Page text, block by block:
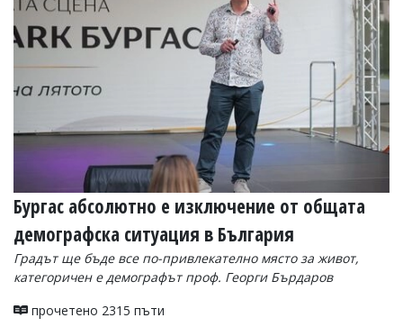
Бургас абсолютно е изключение от общата
демографска ситуация в България
Градът ще бъде все по-привлекателно място за живот,
категоричен е демографът проф. Георги Бърдаров
прочетено 2315 пъти